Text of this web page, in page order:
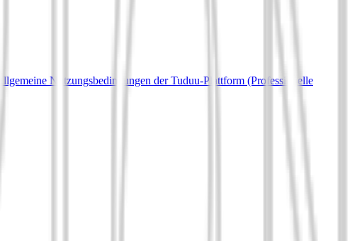
Allgemeine Nutzungsbedingungen der Tuduu-Plattform (Professionelle